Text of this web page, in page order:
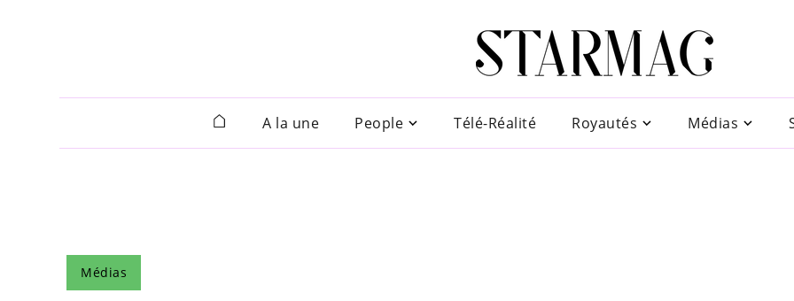
A la une People Télé-Réalité Royautés Médias
Médias